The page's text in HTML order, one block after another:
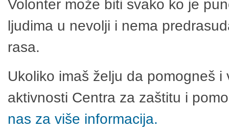
Volonter može biti svako ko je
ljudima u nevolji i nema
rasa.
Ukoliko imaš želju da pomogneš
aktivnosti Centra za zaštitu i
nas za više informacija.